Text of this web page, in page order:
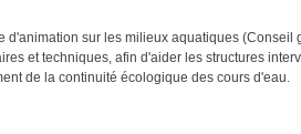
d'animation sur les milieux aquatiques (Conseil
et techniques, afin d'aider les structures
de la continuité écologique des cours d'eau.